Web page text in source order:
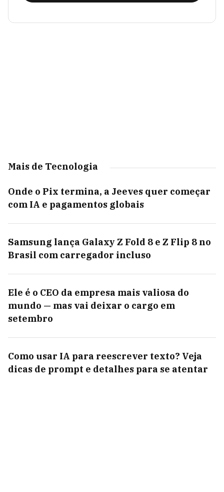
Mais de Tecnologia
Onde o Pix termina, a Jeeves quer começar
com IA e pagamentos globais
Samsung lança Galaxy Z Fold 8 e Z Flip 8 no
Brasil com carregador incluso
Ele é o CEO da empresa mais valiosa do
mundo — mas vai deixar o cargo em
setembro
Como usar IA para reescrever texto? Veja
dicas de prompt e detalhes para se atentar